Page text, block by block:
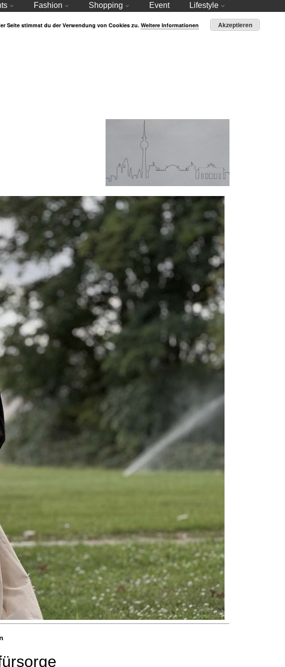
Fashion Shopping Event Lifestyle
Seite stimmst du der Verwendung von Cookies zu. Weitere Informationen Akzeptieren